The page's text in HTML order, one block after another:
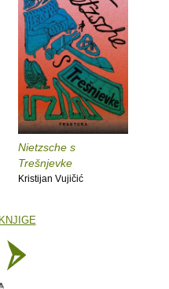
Nietzsche s
Trešnjevke
Kristijan Vujičić